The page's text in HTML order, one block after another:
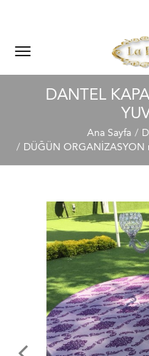
DANTEL
Ana Sayfa
DÜĞÜN ORGANİZASYON